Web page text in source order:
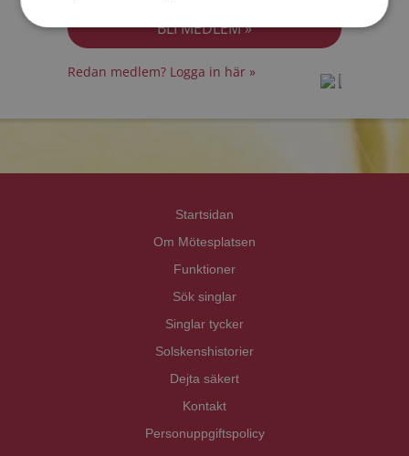
Redan medlem? Logga in här »
Startsidan
Om Mötesplatsen
Funktioner
Sök singlar
Singlar tycker
Solskenshistorier
Dejta säkert
Kontakt
Personuppgiftspolicy